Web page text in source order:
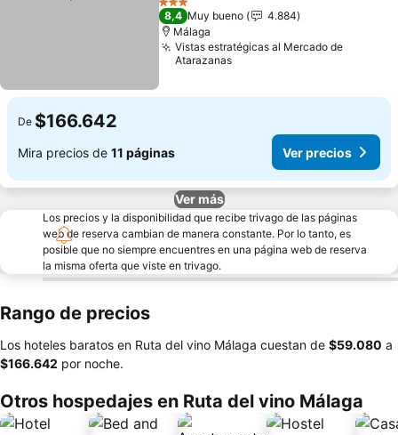
3 Estrellas
8,4 Muy bueno
4.884
Málaga
Vistas estratégicas al Mercado de
Atarazanas
De $166.642
Mira precios de 11 páginas Ver precios
Ver más
Los precios y la disponibilidad que recibe trivago de las páginas
web de reserva cambian de manera constante. Por lo tanto, es
posible que no siempre encuentres en una página web de reserva
la misma oferta que viste en trivago.
Rango de precios
Los hoteles baratos en Ruta del vino Málaga cuestan de ‎$59.080 a
‎$166.642 por noche.
Otros hospedajes en Ruta del vino Málaga